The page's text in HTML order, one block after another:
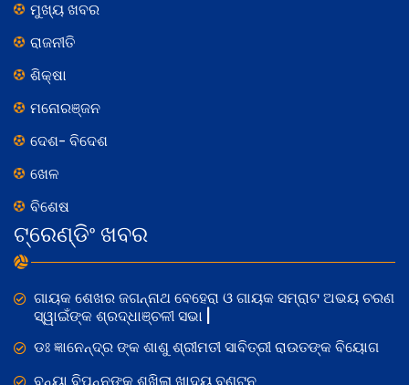
ମୁଖ୍ୟ ଖବର
ରାଜନୀତି
ଶିକ୍ଷା
ମନୋରଞ୍ଜନ
ଦେଶ- ବିଦେଶ
ଖେଳ
ବିଶେଷ
ଟ୍ରେଣ୍ଡିଂ ଖବର
ଗାୟକ ଶେଖର ଜଗନ୍ନାଥ ବେହେରା ଓ ଗାୟକ ସମ୍ରାଟ ଅଭୟ ଚରଣ
ସ୍ୱାଇଁଙ୍କ ଶ୍ରଦ୍ଧାଞ୍ଚଳୀ ସଭା |
ଡଃ ଜ୍ଞାନେନ୍ଦ୍ର ଙ୍କ ଶାଶୁ ଶ୍ରୀମତୀ ସାବିତ୍ରୀ ରାଉତଙ୍କ ବିୟୋଗ
ବନ୍ୟା ବିପନ୍ନଙ୍କୁ ଶୁଖିଲା ଖାଦ୍ୟ ବଣ୍ଟନ